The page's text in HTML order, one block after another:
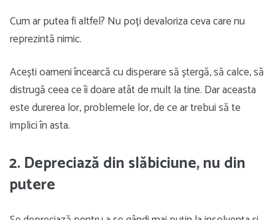
Cum ar putea fi altfel? Nu poți devaloriza ceva care nu
reprezintă nimic.
Acești oameni încearcă cu disperare să ștergă, să calce, să
distrugă ceea ce îi doare atât de mult la tine. Dar aceasta
este durerea lor, problemele lor, de ce ar trebui să te
implici în asta.
2. Depreciază din slăbiciune, nu din
putere